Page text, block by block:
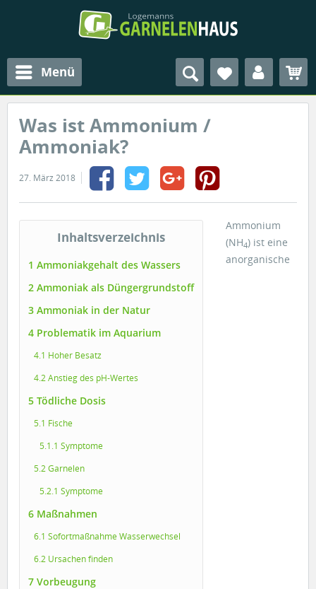
Menü
Was ist Ammonium /
Ammoniak?
27. März 2018
Inhaltsverzeichnis
1 Ammoniakgehalt des Wassers
2 Ammoniak als Düngergrundstoff
3 Ammoniak in der Natur
4 Problematik im Aquarium
4.1 Hoher Besatz
4.2 Anstieg des pH-Wertes
5 Tödliche Dosis
5.1 Fische
5.1.1 Symptome
5.2 Garnelen
5.2.1 Symptome
6 Maßnahmen
6.1 Sofortmaßnahme Wasserwechsel
6.2 Ursachen finden
7 Vorbeugung
Ammonium
(NH4) ist eine
anorganische